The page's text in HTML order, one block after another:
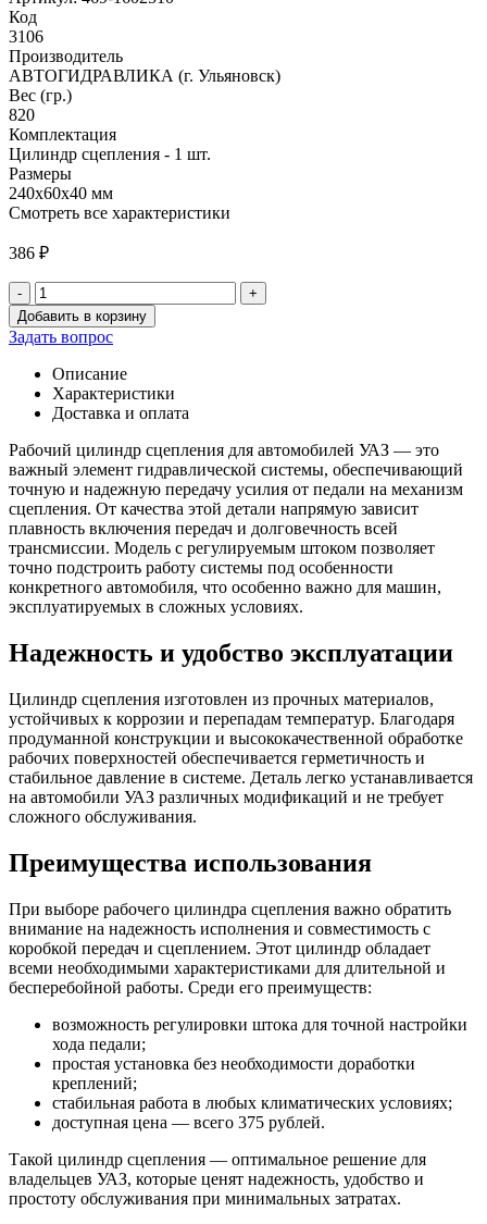
Код
3106
Производитель
АВТОГИДРАВЛИКА (г. Ульяновск)
Вес (гр.)
820
Комплектация
Цилиндр сцепления - 1 шт.
Размеры
240х60х40 мм
Смотреть все характеристики
386 ₽
- +
Количество
товара
Цилиндр
сцепления
рабочий
регул.
штоком)
Добавить в корзину
Задать вопрос
Описание
Характеристики
Доставка и оплата
Рабочий цилиндр сцепления для автомобилей УАЗ — это
важный элемент гидравлической системы, обеспечивающий
точную и надежную передачу усилия от педали на механизм
сцепления. От качества этой детали напрямую зависит
плавность включения передач и долговечность всей
трансмиссии. Модель с регулируемым штоком позволяет
точно подстроить работу системы под особенности
конкретного автомобиля, что особенно важно для машин,
эксплуатируемых в сложных условиях.
Надежность и удобство эксплуатации
Цилиндр сцепления изготовлен из прочных материалов,
устойчивых к коррозии и перепадам температур. Благодаря
продуманной конструкции и высококачественной обработке
рабочих поверхностей обеспечивается герметичность и
стабильное давление в системе. Деталь легко устанавливается
на автомобили УАЗ различных модификаций и не требует
сложного обслуживания.
Преимущества использования
При выборе рабочего цилиндра сцепления важно обратить
внимание на надежность исполнения и совместимость с
коробкой передач и сцеплением. Этот цилиндр обладает
всеми необходимыми характеристиками для длительной и
бесперебойной работы. Среди его преимуществ:
возможность регулировки штока для точной настройки
хода педали;
простая установка без необходимости доработки
креплений;
стабильная работа в любых климатических условиях;
доступная цена — всего 375 рублей.
Такой цилиндр сцепления — оптимальное решение для
владельцев УАЗ, которые ценят надежность, удобство и
простоту обслуживания при минимальных затратах.